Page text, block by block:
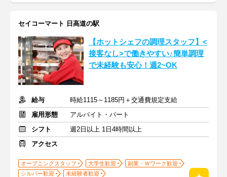
セイコーマート 日高道の駅
【ホットシェフの調理スタッフ】<
接客なし>で働きやすい♪簡単調理
で未経験も安心！週2~OK
給与
時給1115～1185円＋交通費規定支給
雇用形態
アルバイト・パート
シフト
週2日以上 1日4時間以上
アクセス
オープニングスタッフ 大学生歓迎
副業・Ｗワーク歓迎
シルバー歓迎
未経験者歓迎